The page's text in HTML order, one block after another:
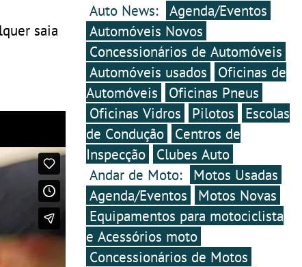
saia
Auto News: Agenda/Eventos
Automóveis Novos
Concessionários de Automóveis
Automóveis usados
Oficinas de
Automóveis
Oficinas Pneus
Oficinas Vidros
Pilotos
Escolas
de Condução
Centros de
Inspecção
Clubes Auto
Andar de Moto:
Motos Usadas
Agenda/Eventos
Motos Novas
Equipamentos para motociclista
e Acessórios moto
Concessionários de Motos